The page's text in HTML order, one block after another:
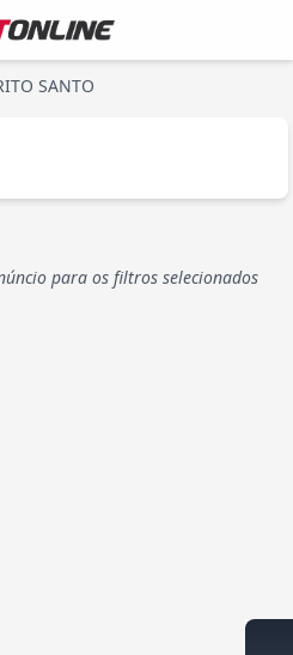
SANTO
para os filtros selecionados